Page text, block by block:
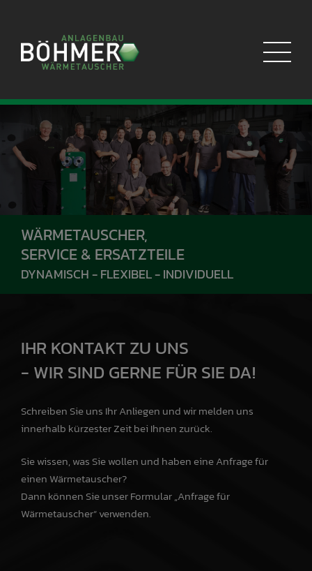
content
WÄRMETAUSCHER,
SERVICE & ERSATZTEILE
DYNAMISCH - FLEXIBEL - INDIVIDUELL
IHR KONTAKT ZU UNS
- WIR SIND GERNE FÜR SIE DA!
Schreiben Sie uns Ihr Anliegen und wir melden uns
innerhalb kürzester Zeit bei Ihnen zurück.
Sie wissen, was Sie wollen und haben eine Anfrage für
einen Wärmetauscher?
Dann können Sie unser Formular „Anfrage für
Wärmetauscher“ verwenden.